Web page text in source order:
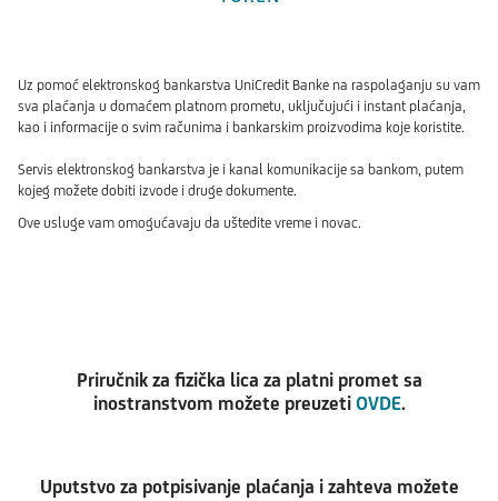
Uz pomoć elektronskog bankarstva UniCredit Banke na raspolaganju su vam
sva plaćanja u domaćem platnom prometu, uključujući i instant plaćanja,
kao i informacije o svim računima i bankarskim proizvodima koje koristite.
Servis elektronskog bankarstva je i kanal komunikacije sa bankom, putem
kojeg možete dobiti izvode i druge dokumente.
Ove usluge vam omogućavaju da uštedite vreme i novac.
Priručnik za fizička lica za platni promet sa
inostranstvom možete preuzeti OVDE.
Uputstvo za potpisivanje plaćanja i zahteva možete